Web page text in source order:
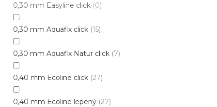
0,30 mm Easyline click 0
0,30 mm Aquafix click 15
0,30 mm Aquafix Natur click 7
0,40 mm Ecoline click 27
0,40 mm Ecoline lepený 27
od
Měrná
od 156,60 Kč / 1 m2
Aquafix Natur Click (plovoucí)